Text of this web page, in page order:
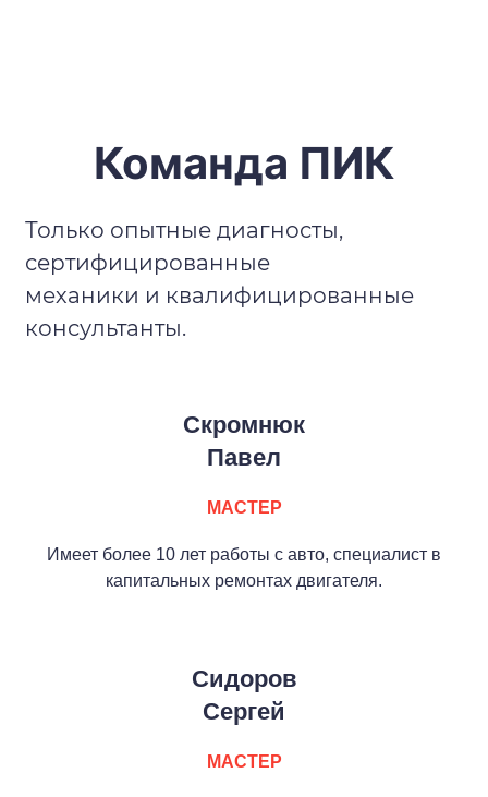
Команда ПИК
Только опытные диагносты,
сертифицированные
механики и квалифицированные
консультанты.
Скромнюк
Павел
МАСТЕР
Имеет более 10 лет работы с авто, специалист в
капитальных ремонтах двигателя.
Сидоров
Сергей
МАСТЕР